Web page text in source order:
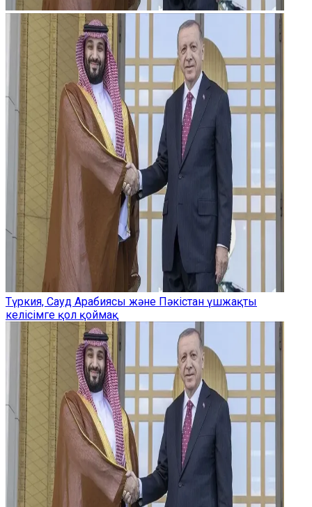
Түркия, Сауд Арабиясы және Пәкістан үшжақты
келісімге қол қоймақ